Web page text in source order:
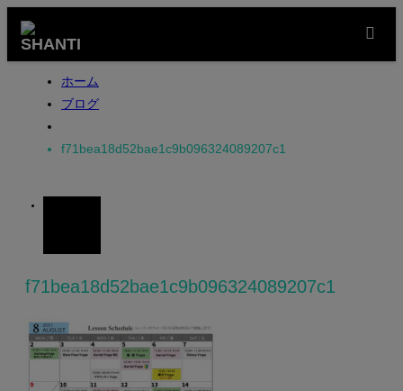
ホーム
ブログ
f71bea18d52bae1c9b096324089207c1
f71bea18d52bae1c9b096324089207c1